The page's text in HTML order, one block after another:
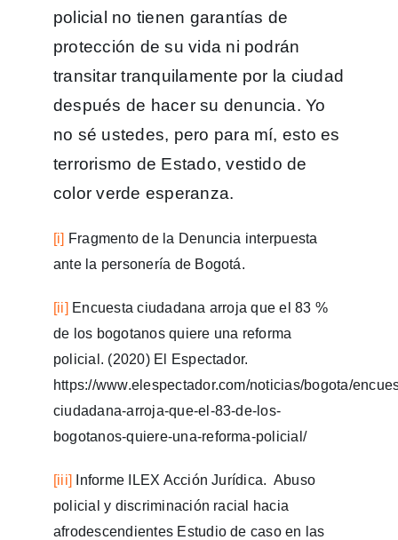
policial no tienen garantías de
protección de su vida ni podrán
transitar tranquilamente por la ciudad
después de hacer su denuncia. Yo
no sé ustedes, pero para mí, esto es
terrorismo de Estado, vestido de
color verde esperanza.
[i] Fragmento de la Denuncia interpuesta
ante la personería de Bogotá.
[ii] Encuesta ciudadana arroja que el 83 %
de los bogotanos quiere una reforma
policial. (2020) El Espectador.
https://www.elespectador.com/noticias/bogota/
ciudadana-arroja-que-el-83-de-los-
bogotanos-quiere-una-reforma-policial/
[iii]
Informe ILEX Acción Jurídica. Abuso
policial y discriminación racial hacia
afrodescendientes Estudio de caso en las